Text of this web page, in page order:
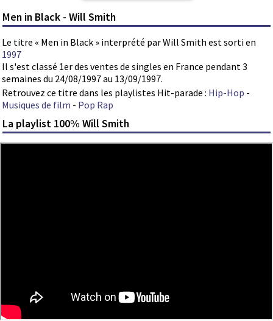
Men in Black - Will Smith
Le titre « Men in Black » interprété par Will Smith est sorti en
1997
Il s'est classé 1er des ventes de singles en France pendant 3
semaines du 24/08/1997 au 13/09/1997.
Retrouvez ce titre dans les playlistes Hit-parade : Hip-Hop -
Musiques de film - Pop Rap
La playlist 100% Will Smith